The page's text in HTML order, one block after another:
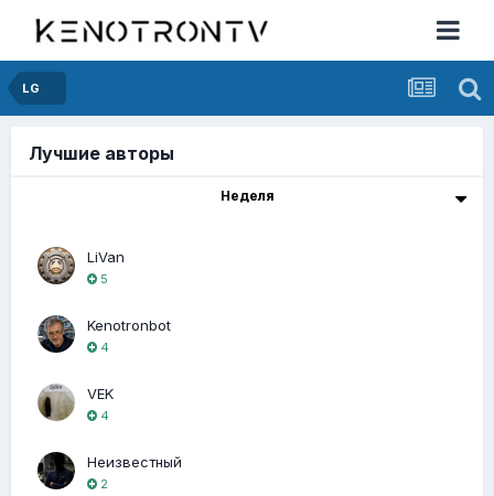
LG
Лучшие авторы
Неделя
LiVan
5
Kenotronbot
4
VEK
4
Неизвестный
2